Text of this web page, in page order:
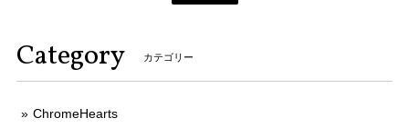
Category カテゴリー
ChromeHearts